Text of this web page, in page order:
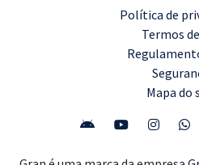
Política de
Termos
Mapa do